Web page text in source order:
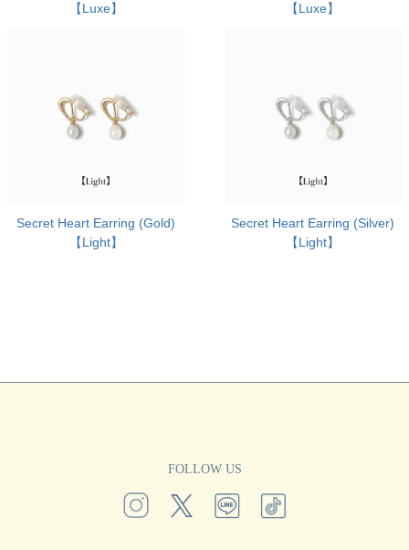
【Luxe】
【Luxe】
Secret Heart Earring (Gold)
【Light】
Secret Heart Earring (Silver)
【Light】
FOLLOW US